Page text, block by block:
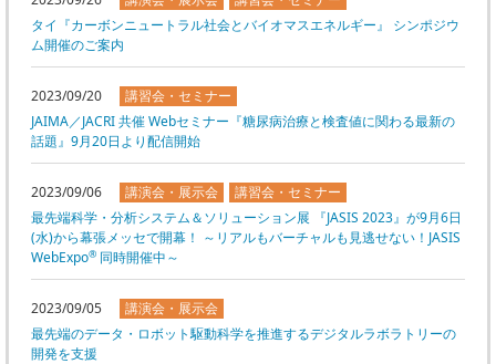
刊行物のご案内
協力企業との適正取引の推進
分析用X線検査装置他PCB廃棄物処理について
会員会社
会員リスト
入会のご案内
入会金・会費規程
総論・各種分析法
環境
食品
ライフサイエンス
材料
X線・放射光
PICK UP
タイ『カーボンニュートラル社会とバイオマスエネルギー』 シンポジウ
ム開催のご案内
2023/09/20
講習会・セミナー
JAIMA／JACRI 共催 Webセミナー『糖尿病治療と検査値に関わる最新の
話題』9月20日より配信開始
2023/09/06 講演会・展示会
講習会・セミナー
最先端科学・分析システム＆ソリューション展 『JASIS 2023』が9月6日
(水)から幕張メッセで開幕！ ～リアルもバーチャルも見逃せない！JASIS
WebExpo® 同時開催中～
2023/09/05
講演会・展示会
最先端のデータ・ロボット駆動科学を推進するデジタルラボラトリーの
開発を支援